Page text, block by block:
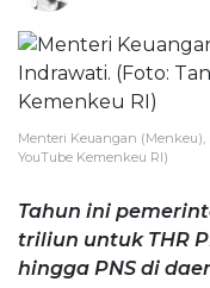
Menteri Keuangan
YouTube Kemenkeu RI)
Tahun ini
triliun untuk THR
hingga PNS di